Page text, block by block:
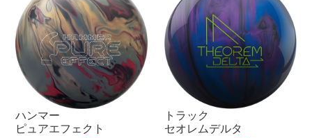
加工料金表
ご利用ガイド
特定商取引法表記
ハンマー
ピュアエフェクト
トラック
セオレムデルタ